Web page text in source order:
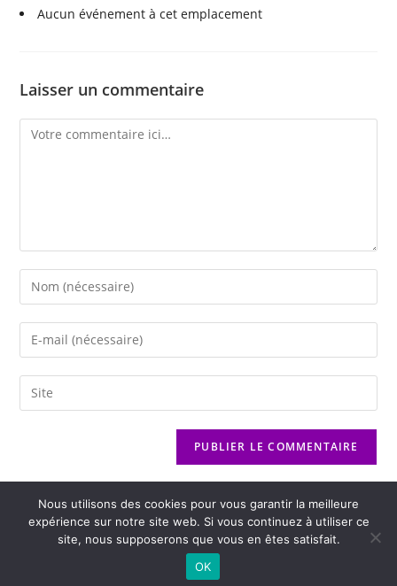
Aucun événement à cet emplacement
Laisser un commentaire
2026 - Variance FM - Mentions légales - Politique de confidentialité -
- Réalisation
Nous utilisons des cookies pour vous garantir la meilleure
expérience sur notre site web. Si vous continuez à utiliser ce
site, nous supposerons que vous en êtes satisfait.
OK